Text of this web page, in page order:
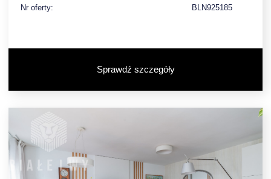
Nr oferty: BLN925185
Sprawdź szczegóły